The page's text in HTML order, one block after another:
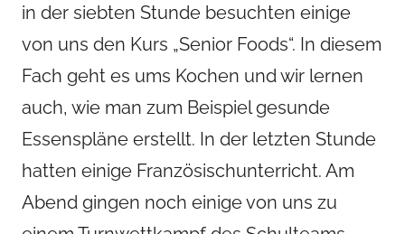
in der siebten Stunde besuchten einige
von uns den Kurs „Senior Foods“. In diesem
Fach geht es ums Kochen und wir lernen
auch, wie man zum Beispiel gesunde
Essenspläne erstellt. In der letzten Stunde
hatten einige Französischunterricht. Am
Abend gingen noch einige von uns zu